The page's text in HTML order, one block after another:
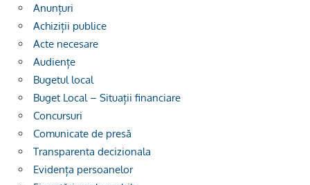
Anunțuri
Achiziții publice
Acte necesare
Audiențe
Bugetul local
Buget Local – Situații financiare
Concursuri
Comunicate de presă
Transparenta decizionala
Evidența persoanelor